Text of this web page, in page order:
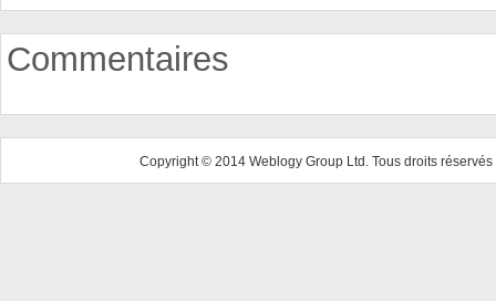
Commentaires
Copyright © 2014 Weblogy Group Ltd. Tous droits